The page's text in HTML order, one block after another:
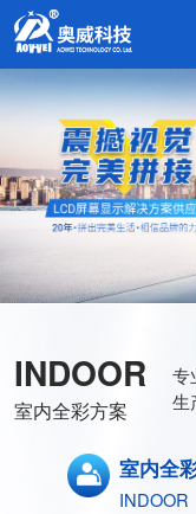
INDOOR
室内全彩方案
专
生
室内全
INDOOR